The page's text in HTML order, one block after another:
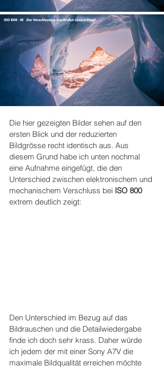
Die hier gezeigten Bilder sehen auf den
ersten Blick und der reduzierten
Bildgrösse recht identisch aus. Aus
diesem Grund habe ich unten nochmal
eine Aufnahme eingefügt, die den
Unterschied zwischen elektronischem und
mechanischem Verschluss bei ISO 800
extrem deutlich zeigt:
Den Unterschied im Bezug auf das
Bildrauschen und die Detailwiedergabe
finde ich doch sehr krass. Daher würde
ich jedem der mit einer Sony A7V die
maximale Bildqualität erreichen möchte